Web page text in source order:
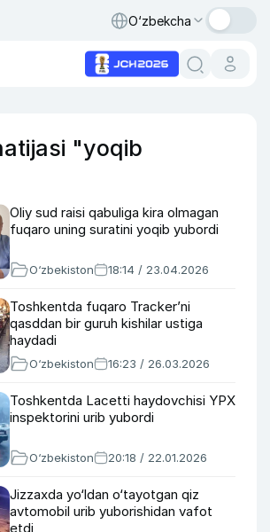
O‘zbekcha
"yoqib
Oliy sud raisi qabuliga kira olmagan
fuqaro uning suratini yoqib yubordi
O‘zbekiston 18:14 / 23.04.2026
Toshkentda fuqaro Tracker’ni
qasddan bir guruh kishilar ustiga
haydadi
O‘zbekiston 16:23 / 26.03.2026
Toshkentda Lacetti haydovchisi YPX
inspektorini urib yubordi
O‘zbekiston 20:18 / 22.01.2026
Jizzaxda yo‘ldan o‘tayotgan qiz
avtomobil urib yuborishidan vafot
etdi